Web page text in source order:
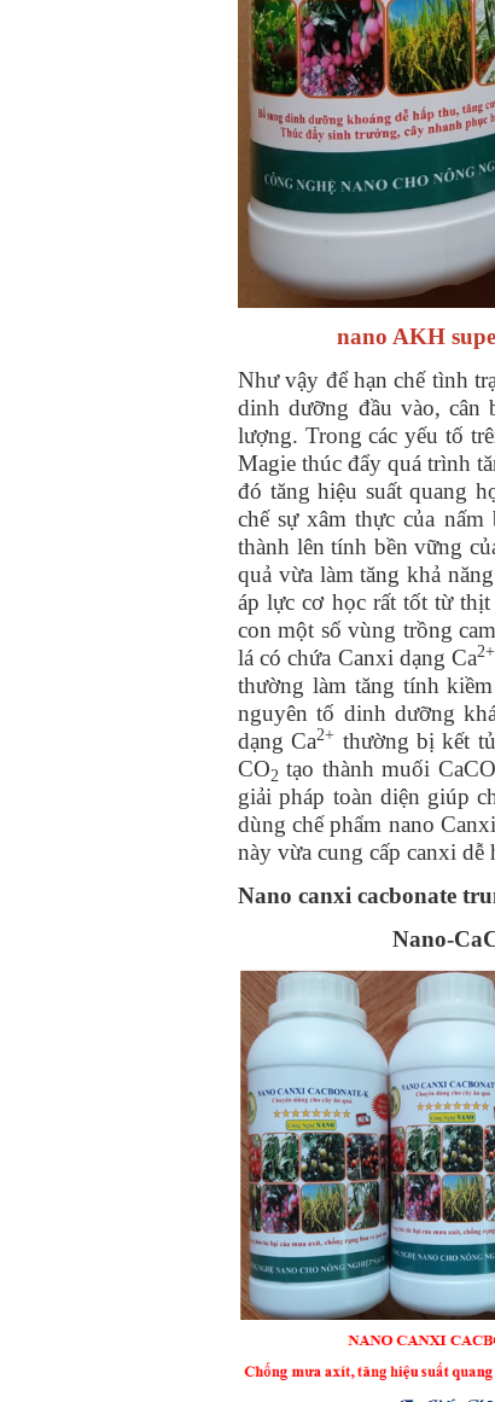
nano AKH
Như vậy để hạn chế tình
dinh dưỡng đầu vào,
lượng. Trong các yếu tố
Magie thúc đẩy quá trình
đó tăng hiệu suất quang
chế sự xâm thực của
thành lên tính bền vững
quả vừa làm tăng khả
áp lực cơ học rất tốt từ
con một số vùng trồng
lá có chứa Canxi dạng Ca2+
thường làm tăng tính
nguyên tố dinh dưỡng
dạng Ca2+ thường bị kết
CO2 tạo thành muối CaCO
giải pháp toàn diện giúp
dùng chế phẩm nano
này vừa cung cấp canxi dễ
Nano canxi cacbonate
Nano-